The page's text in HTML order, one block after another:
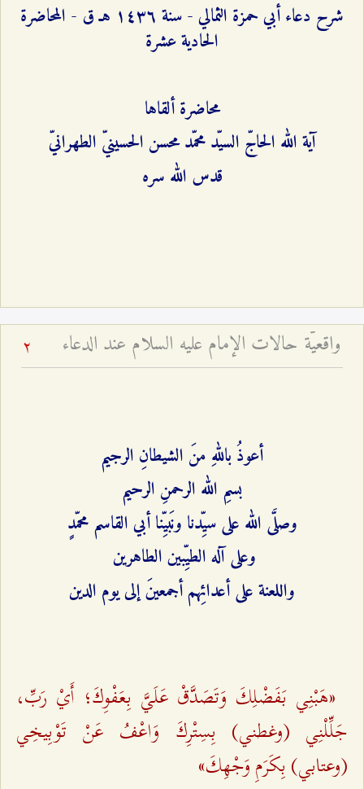
شرح دعاء أبي حمزة الثمالي - سنة ۱٤٣٦ هـ ق - المحاضرة
الحادية عشرة
محاضرة ألقاها
آية الله الحاجّ السيّد محمّد محسن الحسينيّ الطهرانيّ
قدس الله سره
واقعيّة حالات الإمام عليه السلام عند الدعاء 2
أعوذُ باللهِ منَ الشيطانِ الرجيم
بسمِ الله الرحمنِ الرحيم
وصلَّى الله على سيِّدنا ونَبيِّنا أبي القاسم محمّدٍ
وعلى آله الطيِّبين الطاهرين
واللعنة على أعدائِهم أجمعينَ إلى يوم الدين
«هَبْنِي بَفَضْلِكَ وَتَصَدَّقْ عَلَيَّ بِعَفْوِكَ؛ أَيْ رَبِّ،
جَلِّلْنِي (وغطني) بِسِتْرِكَ وَاعْفُ عَنْ تَوْبِيخِي
(وعتابي) بِكَرَمِ وَجْهِكَ»